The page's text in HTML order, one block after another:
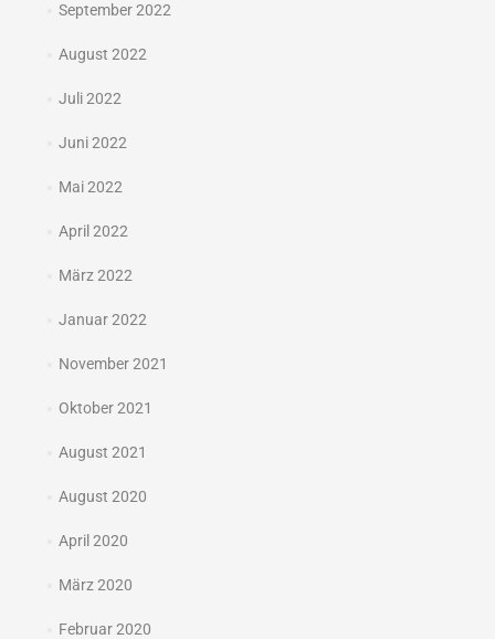
September 2022
August 2022
Juli 2022
Juni 2022
Mai 2022
April 2022
März 2022
Januar 2022
November 2021
Oktober 2021
August 2021
August 2020
April 2020
März 2020
Februar 2020